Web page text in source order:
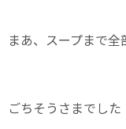
まあ、スープまで全
ごちそうさまでした